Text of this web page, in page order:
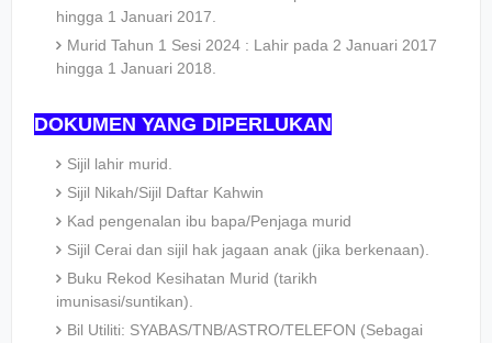
hingga 1 Januari 2017.
Murid Tahun 1 Sesi 2024 : Lahir pada 2 Januari 2017
hingga 1 Januari 2018.
DOKUMEN YANG DIPERLUKAN
Sijil lahir murid.
Sijil Nikah/Sijil Daftar Kahwin
Kad pengenalan ibu bapa/Penjaga murid
Sijil Cerai dan sijil hak jagaan anak (jika berkenaan).
Buku Rekod Kesihatan Murid (tarikh
imunisasi/suntikan).
Bil Utiliti: SYABAS/TNB/ASTRO/TELEFON (Sebagai